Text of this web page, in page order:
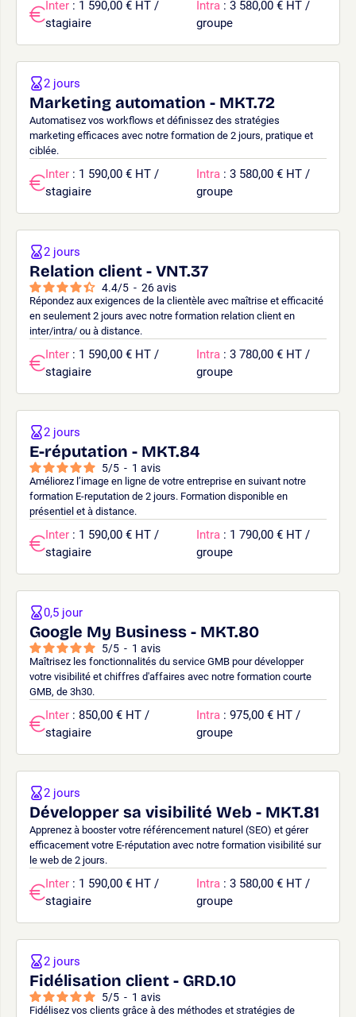
Inter : 1 590,00 € HT /
stagiaire
Intra : 3 580,00 € HT /
groupe
Marketing automation - MKT.72
Automatisez vos workflows et définissez des stratégies
marketing efficaces avec notre formation de 2 jours, pratique et
ciblée.
2 jours
Inter : 1 590,00 € HT /
stagiaire
Intra : 3 580,00 € HT /
groupe
Relation client - VNT.37
4.4/5 - 26avis
Répondez aux exigences de la clientèle avec maîtrise et efficacité
en seulement 2 jours avec notre formation relation client en
inter/intra/ ou à distance.
2 jours
Inter : 1 590,00 € HT /
stagiaire
Intra : 3 780,00 € HT /
groupe
E-réputation - MKT.84
5/5 - 1 avis
Améliorez l’image en ligne de votre entreprise en suivant notre
formation E-reputation de 2 jours. Formation disponible en
présentiel et à distance.
2 jours
Inter : 1 590,00 € HT /
stagiaire
Intra : 1 790,00 € HT /
groupe
Google My Business - MKT.80
5/5 - 1 avis
Maîtrisez les fonctionnalités du service GMB pour développer
votre visibilité et chiffres d'affaires avec notre formation courte
GMB, de 3h30.
0,5 jour
Inter : 850,00 € HT /
stagiaire
Intra : 975,00 € HT /
groupe
Développer sa visibilité Web - MKT.81
Apprenez à booster votre référencement naturel (SEO) et gérer
efficacement votre E-réputation avec notre formation visibilité sur
le web de 2 jours.
2 jours
Inter : 1 590,00 € HT /
stagiaire
Intra : 3 580,00 € HT /
groupe
Fidélisation client - GRD.10
5/5 - 1 avis
Fidélisez vos clients grâce à des méthodes et stratégies de
2 jours